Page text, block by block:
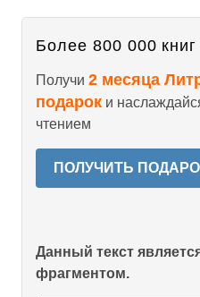
Более 800 000
Получи 2 месяца
подарок и
чтением
ПОЛУЧИТЬ
Данный текст
фрагментом.